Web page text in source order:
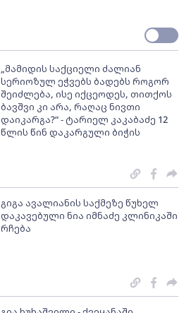
„მამიდის საქციელი ძალიან
სერიოზულ ეჭვებს ბადებს როგორ
შეიძლება, ისე იქცეოდეს, თითქოს
ბავშვი კი არა, რაღაც ნივთი
დაიკარგა?“ - ტარიელ კაკაბაძე 12
წლის წინ დაკარგული ბიჭის
გიგა ავალიანის საქმეზე წუხელ
დაკავებული ნია იმნაძე კლინიკაში
რჩება